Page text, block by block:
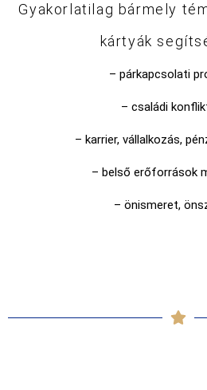
Gyakorlatilag bármely
kártyák
– párkapcsolati
– családi
– karrier, vállalkozás,
– belső erőforrások
– önismeret,